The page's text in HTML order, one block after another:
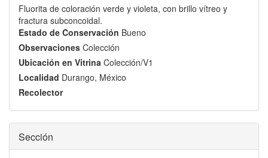
Fluorita de coloración verde y violeta, con brillo vítreo y
fractura subconcoidal.
Estado de Conservación Bueno
Observaciones Colección
Ubicación en Vitrina Colección/V1
Localidad Durango, México
Recolector
Sección